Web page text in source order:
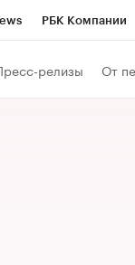
РБК Компании
релизы От